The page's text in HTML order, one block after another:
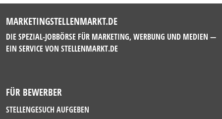
MARKETINGSTELLENMARKT.DE
DIE SPEZIAL-JOBBÖRSE FÜR MARKETING, WERBUNG UND MEDIEN —
EIN SERVICE VON STELLENMARKT.DE
FÜR BEWERBER
STELLENGESUCH AUFGEBEN